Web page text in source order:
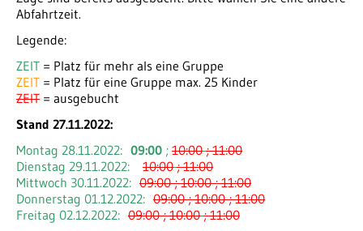
Abfahrtzeit.
Legende:
ZEIT = Platz für mehr als eine Gruppe
ZEIT = Platz für eine Gruppe max. 25 Kinder
ZEIT = ausgebucht
Stand 27.11.2022:
Montag 28.11.2022: 09:00 ; 10:00 ; 11:00
Dienstag 29.11.2022: 10:00 ; 11:00
Mittwoch 30.11.2022: 09:00 ;10:00 ; 11:00
Donnerstag 01.12.2022: 09:00 ;10:00 ; 11:00
Freitag 02.12.2022: 09:00 ;10:00 ; 11:00